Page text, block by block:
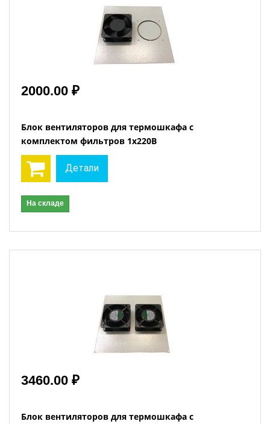
2000.00 ₽
Блок вентиляторов для термошкафа с
комплектом фильтров 1х220В
Детали
На складе
3460.00 ₽
Блок вентиляторов для термошкафа с